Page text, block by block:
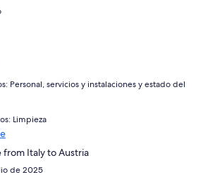
Personal, servicios y instalaciones y estado del
Limpieza
Italy to Austria
de 2025